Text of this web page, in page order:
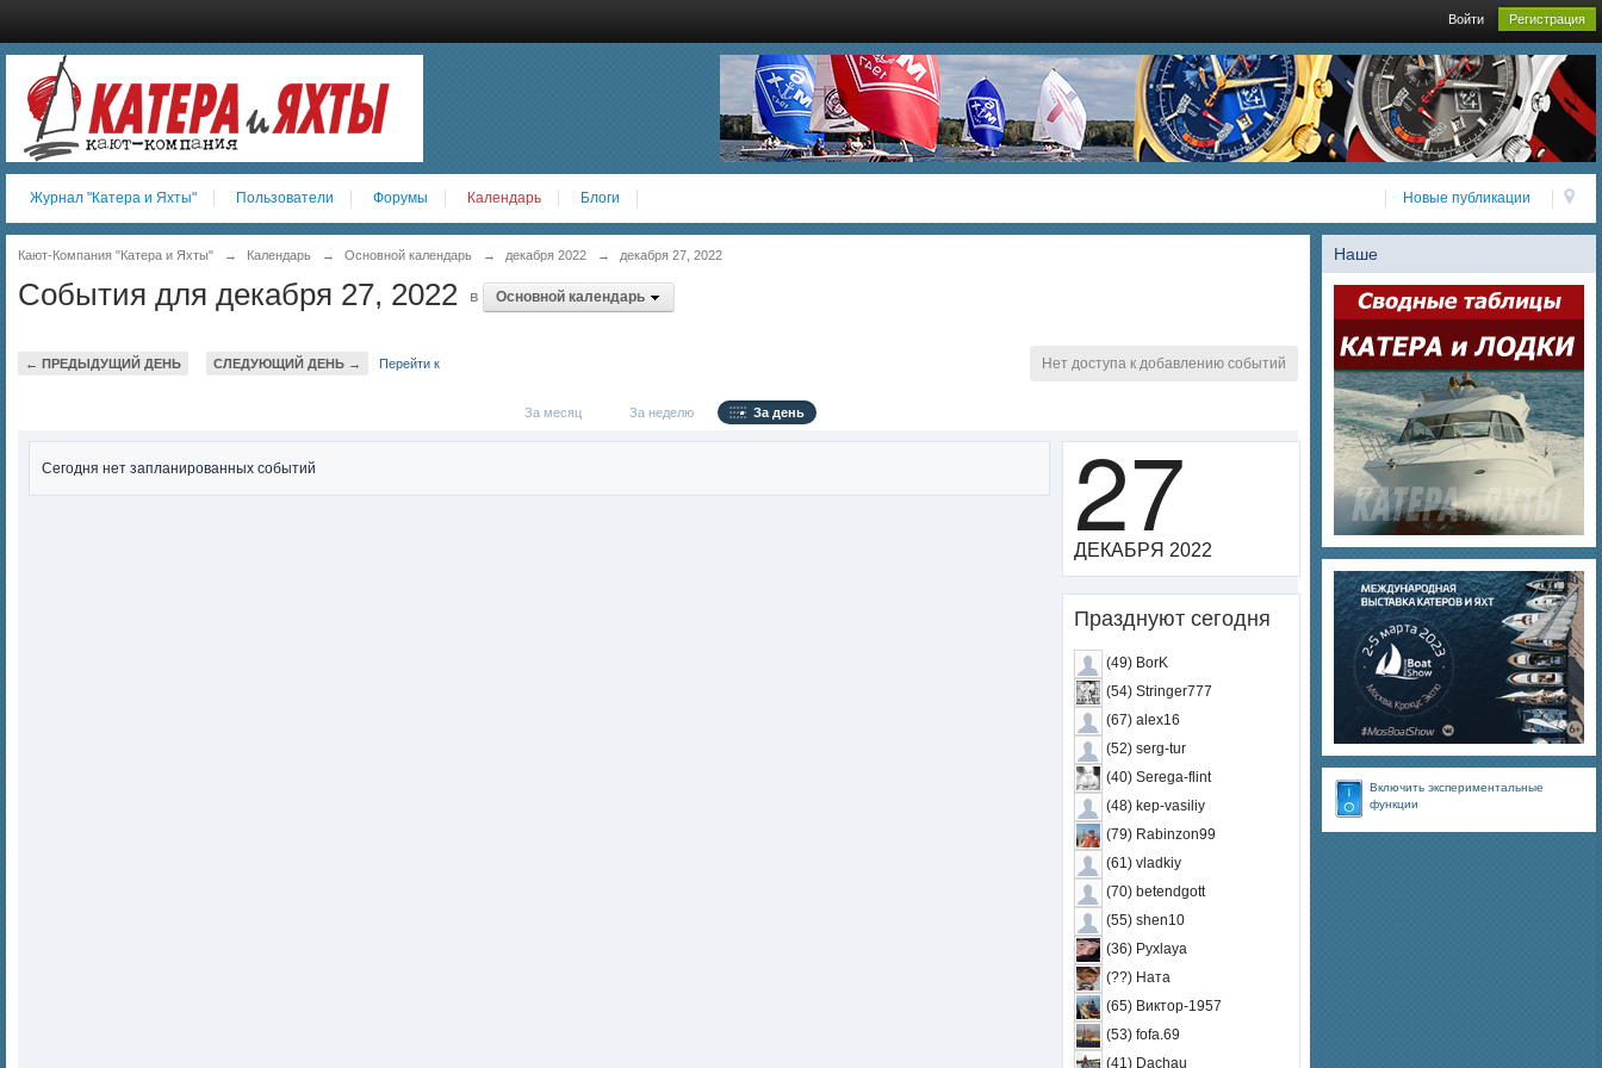
Войти Регистрация
Новые публикации
Журнал "Катера и Яхты" Пользователи Форумы Календарь Блоги
Наше
Включить экспериментальные
функции
Кают-Компания "Катера и Яхты" → Календарь → Основной календарь → декабря 2022 → декабря 27, 2022
События для декабря 27, 2022 в Основной календарь
← ПРЕДЫДУЩИЙ ДЕНЬ СЛЕДУЮЩИЙ ДЕНЬ → Перейти к Нет доступа к добавлению событий
За месяц За неделю За день
Сегодня нет запланированных событий 27
ДЕКАБРЯ 2022
Празднуют сегодня
(49) BorK
(54) Stringer777
(67) alex16
(52) serg-tur
(40) Serega-flint
(48) kep-vasiliy
(79) Rabinzon99
(61) vladkiy
(70) betendgott
(55) shen10
(36) Pyxlaya
(??) Ната
(65) Виктор-1957
(53) fofa.69
(41) Dachau